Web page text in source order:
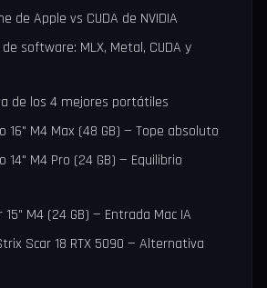
de Apple vs CUDA de NVIDIA
software: MLX, Metal, CUDA y
de los 4 mejores portátiles
16" M4 Max (48 GB) — Tope absoluto
14" M4 Pro (24 GB) — Equilibrio
15" M4 (24 GB) — Entrada Mac IA
Scar 18 RTX 5090 — Alternativa